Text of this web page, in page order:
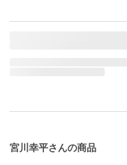
宮川幸平さんの商品